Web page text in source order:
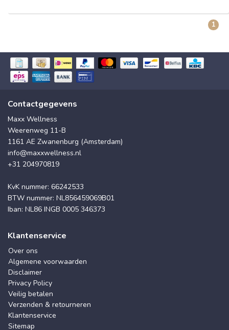
1
Contactgegevens
Maxx Wellness
Weerenweg 11-B
1161 AE Zwanenburg (Amsterdam)
info@maxxwellness.nl
+31 204970819
KvK nummer: 66242533
BTW nummer: NL856459069B01
Iban: NL86 INGB 0005 346373
Klantenservice
Over ons
Algemene voorwaarden
Disclaimer
Privacy Policy
Veilig betalen
Verzenden & retourneren
Klantenservice
Sitemap